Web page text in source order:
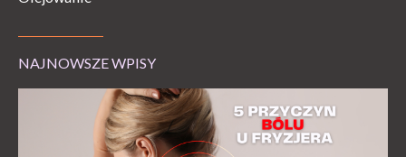
NAJNOWSZE WPISY